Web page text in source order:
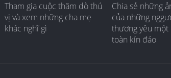
Tham gia cuộc thăm dò thú
vị và xem những cha mẹ
khác nghĩ gì
Chia sẻ những
của những
thương yêu một
toàn kín đáo